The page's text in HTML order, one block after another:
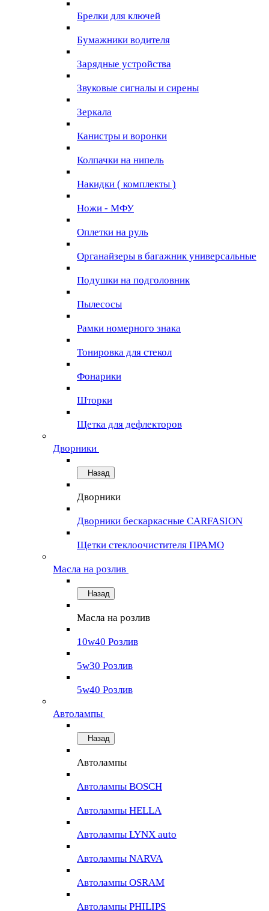
Брелки для ключей
Бумажники водителя
Зарядные устройства
Звуковые сигналы и сирены
Зеркала
Канистры и воронки
Колпачки на нипель
Накидки ( комплекты )
Ножи - МФУ
Оплетки на руль
Органайзеры в багажник универсальные
Подушки на подголовник
Пылесосы
Рамки номерного знака
Тонировка для стекол
Фонарики
Шторки
Щетка для дефлекторов
Дворники
Назад
Дворники
Дворники бескаркасные CARFASION
Щетки стеклоочистителя ПРАМО
Масла на розлив
Назад
Масла на розлив
10w40 Розлив
5w30 Розлив
5w40 Розлив
Автолампы
Назад
Автолампы
Автолампы BOSCH
Автолампы HELLA
Автолампы LYNX auto
Автолампы NARVA
Автолампы OSRAM
Автолампы PHILIPS